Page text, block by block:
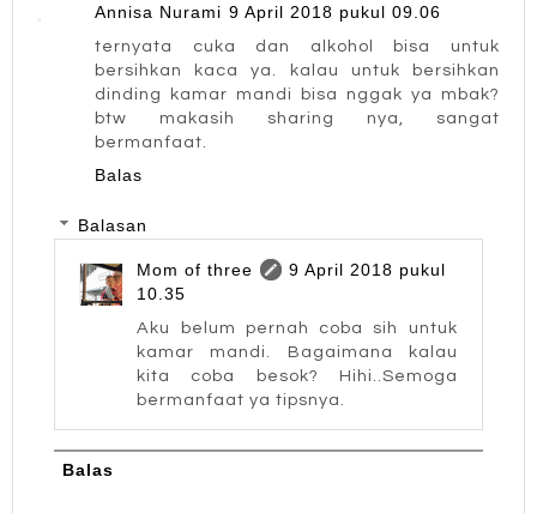
Annisa Nurami 9 April 2018 pukul 09.06
ternyata cuka dan alkohol bisa untuk
bersihkan kaca ya. kalau untuk bersihkan
dinding kamar mandi bisa nggak ya mbak?
btw makasih sharing nya, sangat
bermanfaat.
Balas
Balasan
Mom of three
9 April 2018 pukul
10.35
Aku belum pernah coba sih untuk
kamar mandi. Bagaimana kalau
kita coba besok? Hihi..Semoga
bermanfaat ya tipsnya.
Balas